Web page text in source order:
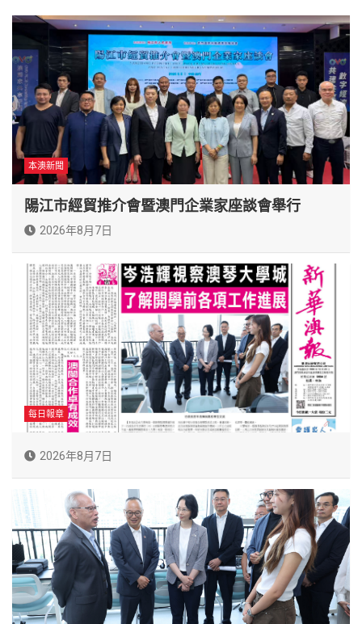
本澳新聞
陽江市經貿推介會暨澳門企業家座談會舉行
2026年8月7日
每日報章
2026年8月7日